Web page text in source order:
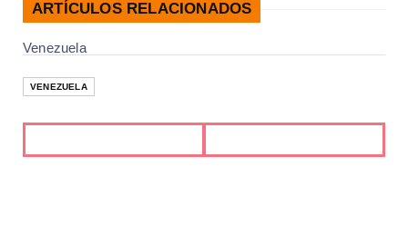
ARTÍCULOS RELACIONADOS
Venezuela
VENEZUELA